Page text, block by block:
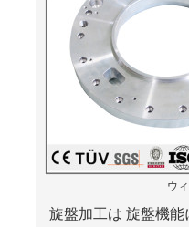
ウ
旋盤加工は 旋盤機